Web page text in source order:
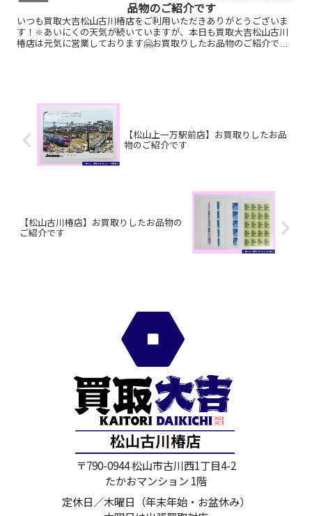
品物のご紹介です
いつも買取大吉松山古川椿店をご利用いただきありがとうございま
す！🔆あいにくの天気が続いていますが、本日も買取大吉松山古川
椿店は元気に営業しております🤗お買取りしたお品物のご紹介で
【松山上一万駅前店】お買取りしたお品
物のご紹介です
【松山古川椿店】お買取りしたお品物の
ご紹介です
〒790-0944 松山市古川西1丁目4-2
たかおマンション 1階
定休日／木曜日（年末年始・お盆休み）